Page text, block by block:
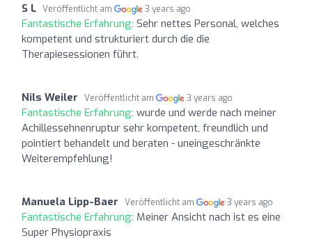
S L Veröffentlicht am 3 years ago
Fantastische Erfahrung: Sehr nettes Personal, welches
kompetent und strukturiert durch die die
Therapiesessionen führt.
Nils Weiler Veröffentlicht am 3 years ago
Fantastische Erfahrung: wurde und werde nach meiner
Achillessehnenruptur sehr kompetent, freundlich und
pointiert behandelt und beraten - uneingeschränkte
Weiterempfehlung!
Manuela Lipp-Baer Veröffentlicht am 3 years ago
Fantastische Erfahrung: Meiner Ansicht nach ist es eine
Super Physiopraxis